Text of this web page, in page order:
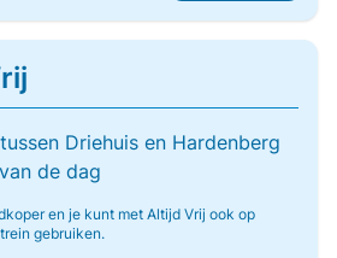
Driehuis en Hardenberg
de dag
en je kunt met Altijd Vrij ook op
gebruiken.